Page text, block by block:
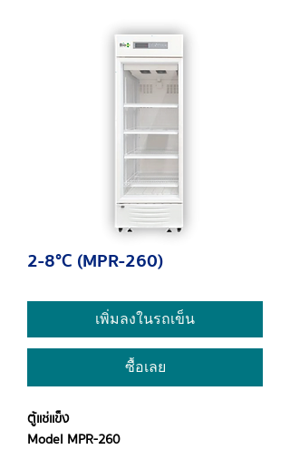
2-8°C (MPR-260)
เพิ่มลงในรถเข็น
ซื้อเลย
ตู้แช่แข็ง
Model MPR-260